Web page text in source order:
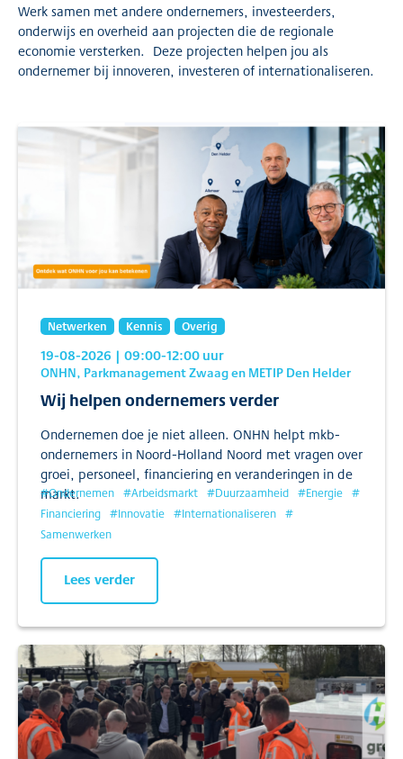
Werk samen met andere ondernemers, investeerders,
onderwijs en overheid aan projecten die de regionale
economie versterken. Deze projecten helpen jou als
ondernemer bij innoveren, investeren of internationaliseren.
Netwerken Kennis Overig
19-08-2026 | 09:00-12:00uur
ONHN, Parkmanagement Zwaag en METIP Den Helder
Wij helpen ondernemers verder
Ondernemen doe je niet alleen. ONHN helpt mkb-
ondernemers in Noord-Holland Noord met vragen over
groei, personeel, financiering en veranderingen in de
markt.
#Ondernemen #Arbeidsmarkt #Duurzaamheid #Energie #
Financiering #Innovatie #Internationaliseren #
Samenwerken
Lees verder